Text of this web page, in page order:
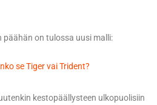
päähän on tulossa uusi malli:
se Tiger vai Trident?
kestopäällysteen ulkopuolisiin